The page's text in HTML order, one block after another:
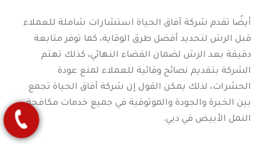
أيضًا تقدم شركة آفاق الحياة استشارات شاملة للعملاء
قبل الرش لتحديد أفضل طرق الوقاية، كما توفر متابعة
دقيقة بعد الرش لضمان القضاء النهائي، كذلك تهتم
الشركة بتقديم نصائح وقائية للعملاء لمنع عودة
الحشرات، لذلك يمكن القول إن شركة آفاق الحياة تجمع
بين الخبرة والجودة والموثوقية في جميع خدمات مكافحة
النمل الأبيض في دبي.